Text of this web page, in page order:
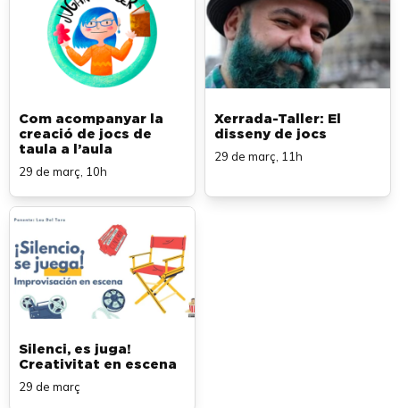
Com acompanyar la
creació de jocs de
taula a l’aula
29 de març, 10h
Xerrada-Taller: El
disseny de jocs
29 de març, 11h
Silenci, es juga!
Creativitat en escena
29 de març